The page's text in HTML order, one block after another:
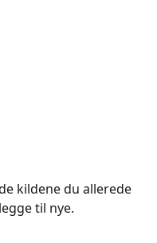
kildene du allerede
til nye.